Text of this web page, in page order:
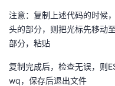
注意：复制上述代码的时候
头的部分，则把光标先移动
部分，粘贴
复制完成后，检查无误，则
wq，保存后退出文件